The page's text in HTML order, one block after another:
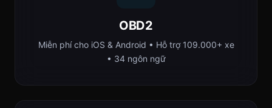
OBD2
Miễn phí cho iOS & Android • Hỗ trợ 109.000+ xe
• 34 ngôn ngữ